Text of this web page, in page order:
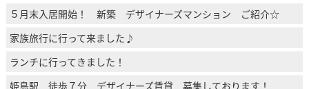
５月末入居開始！ 新築 デザイナーズマンション ご紹介☆
家族旅行に行って来ました♪
ランチに行ってきました！
姫島駅 徒歩７分 デザイナーズ賃貸 募集しております！